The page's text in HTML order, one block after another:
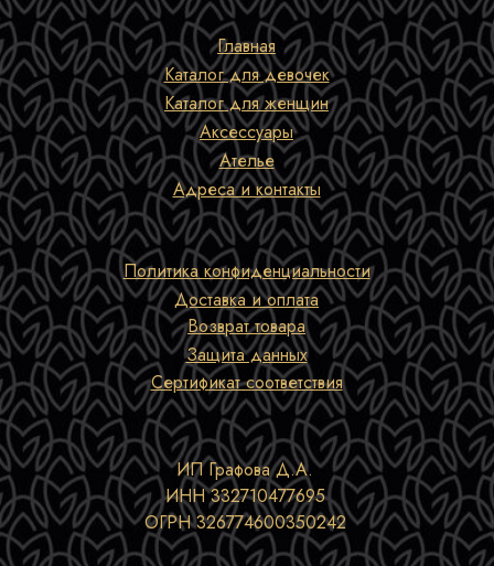
Возврат товара
Доставка и оплата
Политика конфиденциальности
ИП Графова Д.А.
ИНН 332710477695
ОГРН 326774600350242
Защита данных
Сертификат соответствия
Каталог для девочек
Главная
Ателье
Адреса и контакты
Каталог для женщин
Аксессуары